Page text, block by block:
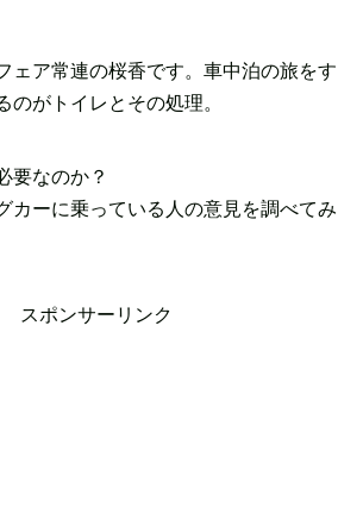
ェア常連の桜香です。車中泊の旅をす
のがトイレとその処理。
要なのか？
カーに乗っている人の意見を調べてみ
スポンサーリンク